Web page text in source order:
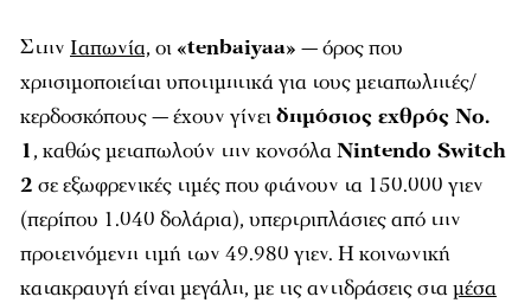
Στην Ιαπωνία, οι «tenbaiyaa» — όρος που
χρησιμοποιείται υποτιμητικά για τους μεταπωλητές/
κερδοσκόπους — έχουν γίνειδημόσιος εχθρός Νο.
1, καθώς μεταπωλούν την κονσόλαNintendo Switch
2 σε εξωφρενικές τιμές που φτάνουν τα 150.000 γιεν
(περίπου 1.040 δολάρια), υπερτριπλάσιες από την
προτεινόμενη τιμή των 49.980 γιεν. Η κοινωνική
κατακραυγή είναι μεγάλη, με τις αντιδράσεις σταμέσα